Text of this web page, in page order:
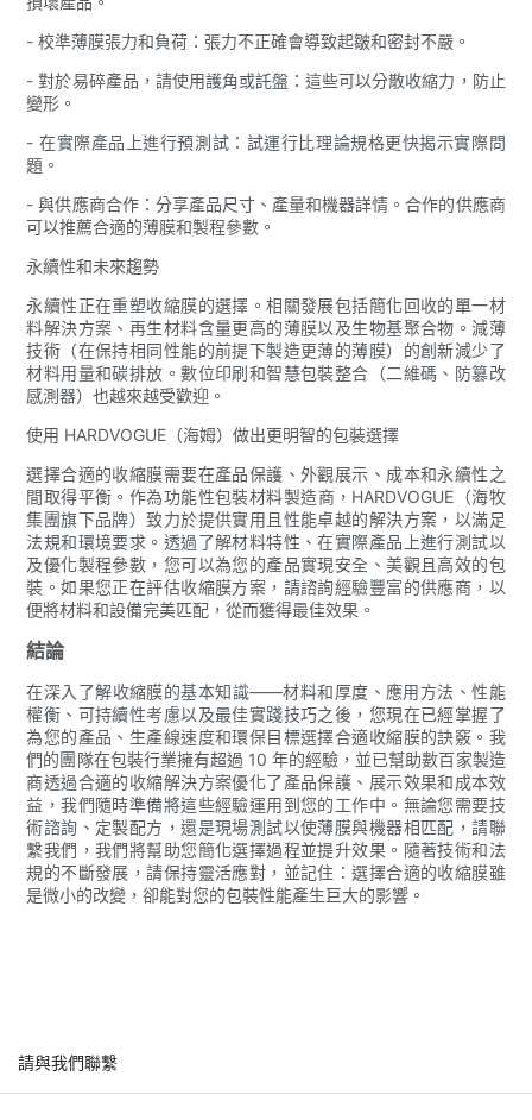
- 校準薄膜張力和負荷：張力不正確會導致起皺和密封不嚴。
- 對於易碎產品，請使用護角或託盤：這些可以分散收縮力，防止
變形。
- 在實際產品上進行預測試：試運行比理論規格更快揭示實際問
題。
- 與供應商合作：分享產品尺寸、產量和機器詳情。合作的供應商
可以推薦合適的薄膜和製程參數。
永續性和未來趨勢
永續性正在重塑收縮膜的選擇。相關發展包括簡化回收的單一材
料解決方案、再生材料含量更高的薄膜以及生物基聚合物。減薄
技術（在保持相同性能的前提下製造更薄的薄膜）的創新減少了
材料用量和碳排放。數位印刷和智慧包裝整合（二維碼、防篡改
感測器）也越來越受歡迎。
使用 HARDVOGUE（海姆）做出更明智的包裝選擇
選擇合適的收縮膜需要在產品保護、外觀展示、成本和永續性之
間取得平衡。作為功能性包裝材料製造商，HARDVOGUE（海牧
集團旗下品牌）致力於提供實用且性能卓越的解決方案，以滿足
法規和環境要求。透過了解材料特性、在實際產品上進行測試以
及優化製程參數，您可以為您的產品實現安全、美觀且高效的包
裝。如果您正在評估收縮膜方案，請諮詢經驗豐富的供應商，以
便將材料和設備完美匹配，從而獲得最佳效果。
結論
在深入了解收縮膜的基本知識——材料和厚度、應用方法、性能
權衡、可持續性考慮以及最佳實踐技巧之後，您現在已經掌握了
為您的產品、生產線速度和環保目標選擇合適收縮膜的訣竅。我
們的團隊在包裝行業擁有超過 10 年的經驗，並已幫助數百家製造
商透過合適的收縮解決方案優化了產品保護、展示效果和成本效
益，我們隨時準備將這些經驗運用到您的工作中。無論您需要技
術諮詢、定製配方，還是現場測試以使薄膜與機器相匹配，請聯
繫我們，我們將幫助您簡化選擇過程並提升效果。隨著技術和法
規的不斷發展，請保持靈活應對，並記住：選擇合適的收縮膜雖
是微小的改變，卻能對您的包裝性能產生巨大的影響。
請與我們聯繫